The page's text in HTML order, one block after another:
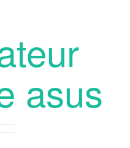
asus